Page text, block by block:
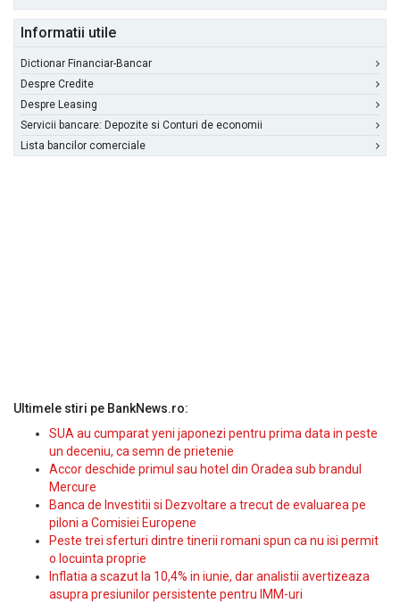
Informatii utile
Dictionar Financiar-Bancar
Despre Credite
Despre Leasing
Servicii bancare: Depozite si Conturi de economii
Lista bancilor comerciale
Ultimele stiri pe BankNews.ro:
SUA au cumparat yeni japonezi pentru prima data in peste
un deceniu, ca semn de prietenie
Accor deschide primul sau hotel din Oradea sub brandul
Mercure
Banca de Investitii si Dezvoltare a trecut de evaluarea pe
piloni a Comisiei Europene
Peste trei sferturi dintre tinerii romani spun ca nu isi permit
o locuinta proprie
Inflatia a scazut la 10,4% in iunie, dar analistii avertizeaza
asupra presiunilor persistente pentru IMM-uri